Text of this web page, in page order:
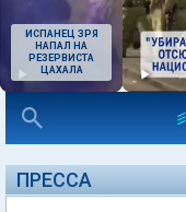
ИСПАНЕЦ ЗРЯ
НАПАЛ НА
РЕЗЕРВИСТА
ЦАХАЛА
ПРЕССА